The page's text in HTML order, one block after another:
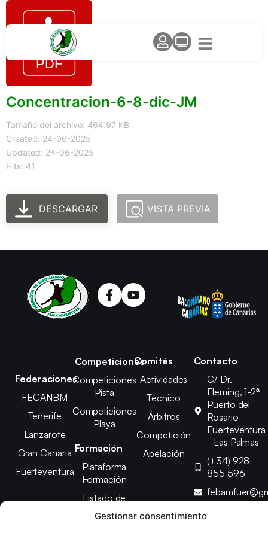
Gestionar consentimiento
Concentracion-6-8-dic-JM
Tamaño del archivo: 464.97 KB
Created: 24-06-2025
Updated: 24-06-2025
Hits: 41
DESCARGAR VISTA PREVIA
Federaciones
FECANBM
Tenerife
Lanzarote
Gran Canaria
Fuerteventura
Competiciones
Competiciones
Pista
Competiciones
Playa
Formación
Plataforma
Formación
Listado de
Cursos
Comités
Actividades
Técnico
Árbitros
Competición
Apelación
Contacto
C/ Dr.
Fleming, 1-2ª
Puerto del
Rosario
Fuerteventura
- Las Palmas
(+34) 928
855 596